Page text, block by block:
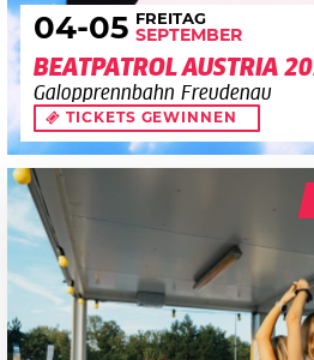
04-05 FREITAG
SEPTEMBER
BEATPATROL AUSTRIA
Galopprennbahn Freudenau
TICKETS GEWINNEN